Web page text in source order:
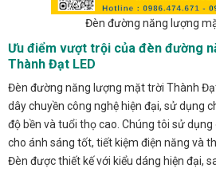
Đèn đường năng lượng
Ưu điểm vượt trội của đèn đường
Thành Đạt LED
Đèn đường năng lượng mặt trời Thành
dây chuyền công nghệ hiện đại, sử dụng
độ bền và tuổi thọ cao. Chúng tôi sử dụng
cho ánh sáng tốt, tiết kiệm điện năng và
Đèn được thiết kế với kiểu dáng hiện đại,